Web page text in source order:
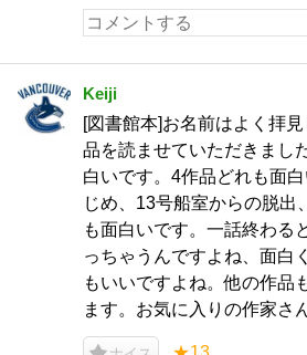
Keiji
[図書館本]お名前はよく拝
品を読ませていただきまし
白いです。4作品どれも面
じめ、13号船室からの脱出
も面白いです。一話終わる
っちゃうんですよね、面白
もいいですよね。他の作品
ます。お気に入りの作家さ